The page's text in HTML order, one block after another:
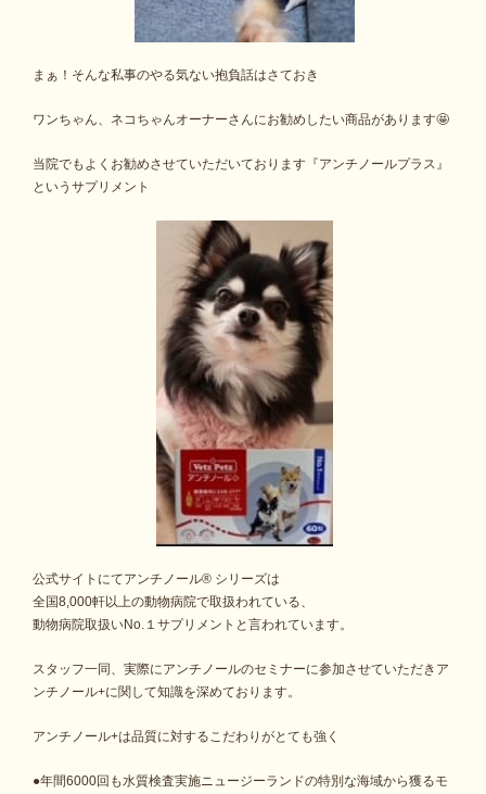
まぁ！そんな私事のやる気ない抱負話はさておき
ワンちゃん、ネコちゃんオーナーさんにお勧めしたい商品があります🤩
当院でもよくお勧めさせていただいております『アンチノールプラス』
というサプリメント
公式サイトにてアンチノール® シリーズは
全国8,000軒以上の動物病院で取扱われている、
動物病院取扱いNo.１サプリメントと言われています。
スタッフ一同、実際にアンチノールのセミナーに参加させていただきア
ンチノール+に関して知識を深めております。
アンチノール+は品質に対するこだわりがとても強く
●年間6000回も水質検査実施ニュージーランドの特別な海域から獲るモ